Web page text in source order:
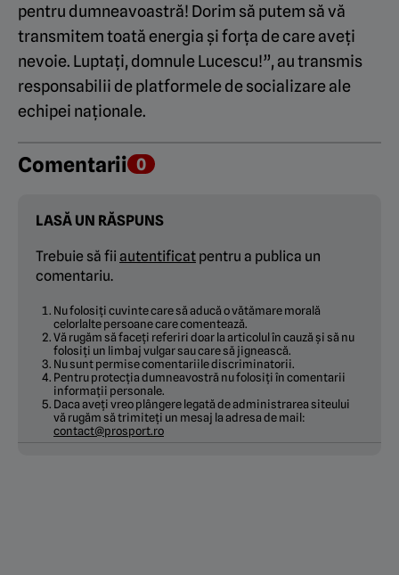
pentru dumneavoastră! Dorim să putem să vă
transmitem toată energia și forța de care aveți
nevoie. Luptați, domnule Lucescu!”, au transmis
responsabilii de platformele de socializare ale
echipei naționale.
Comentarii 0
LASĂ UN RĂSPUNS
Trebuie să fii autentificat pentru a publica un
comentariu.
Nu folosiți cuvinte care să aducă o vătămare morală
celorlalte persoane care comentează.
Vă rugăm să faceți referiri doar la articolul în cauză și să nu
folosiți un limbaj vulgar sau care să jignească.
Nu sunt permise comentariile discriminatorii.
Pentru protecția dumneavostră nu folosiți în comentarii
informații personale.
Daca aveți vreo plângere legată de administrarea siteului
vă rugăm să trimiteți un mesaj la adresa de mail:
contact@prosport.ro